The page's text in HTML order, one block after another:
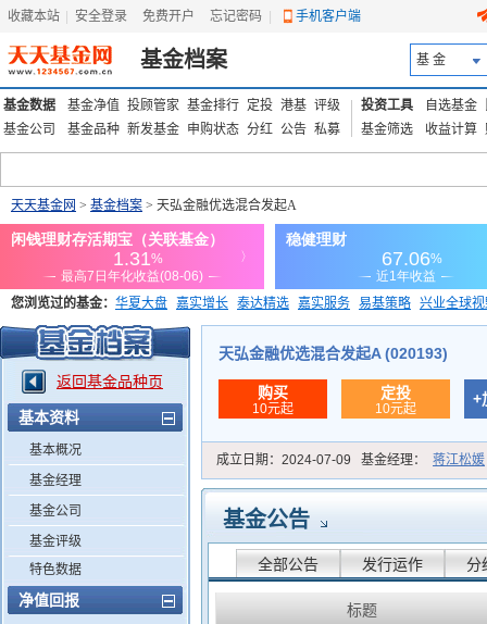
收藏本站 安全登录 免费开户 忘记密码 手机客户端
基金档案 基 金
基金数据 基金净值 投顾管家 基金排行 定投 港基 评级
基金公司
基金品种 新发基金 申购状态 分红 公告 私募
投资工具 自选基金
基金筛选
收益计算
天天基金网 > 基金档案 > 天弘金融优选混合发起A
您浏览过的基金： 华夏大盘 嘉实增长 泰达精选 嘉实服务 易基策略 兴业全球
添富优势 华安宏利 上证180价值ETF
返回基金品种页
基本资料
基本概况
基金经理
基金公司
基金评级
特色数据
净值回报
天弘金融优选混合发起A (020193)
购买
10元起
定投
10元起
+
成立日期： 2024-07-09 基金经理： 蒋江松媛
基金公告
全部公告 发行运作 分
标题